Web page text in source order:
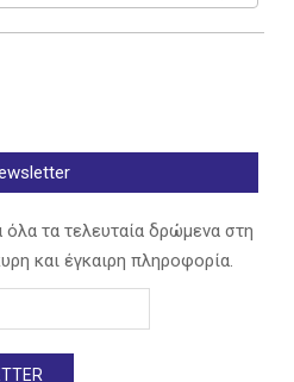
τα τελευταία δρώμενα στη
και έγκαιρη πληροφορία.